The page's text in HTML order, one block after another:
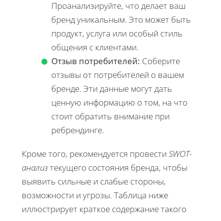
Проанализируйте, что делает ваш
бренд уникальным. Это может быть
продукт, услуга или особый стиль
общения с клиентами.
Отзыв потребителей: Соберите
отзывы от потребителей о вашем
бренде. Эти данные могут дать
ценную информацию о том, на что
стоит обратить внимание при
ребрендинге.
Кроме того, рекомендуется провести SWOT-
анализ текущего состояния бренда, чтобы
выявить сильные и слабые стороны,
возможности и угрозы. Таблица ниже
иллюстрирует краткое содержание такого